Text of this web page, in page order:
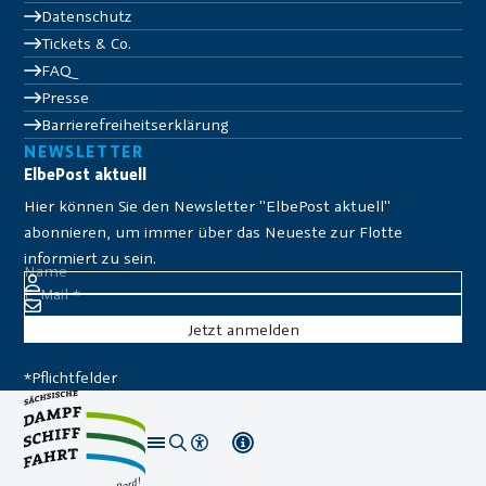
Datenschutz
Tickets & Co.
FAQ
Presse
Barrierefreiheitserklärung
NEWSLETTER
ElbePost aktuell
Hier können Sie den Newsletter "ElbePost aktuell"
abonnieren, um immer über das Neueste zur Flotte
informiert zu sein.
Name
E-Mail*
*Pflichtfelder
Sie er­klä­ren sich da­mit ein­ver­stan­den, dass Ihre Da­ten zur
Be­ar­bei­tung Ih­res An­lie­gens verwendet wer­den. Weitere In­
for­ma­tio­nen fin­den Sie unterDatenschutz
Folge uns auf